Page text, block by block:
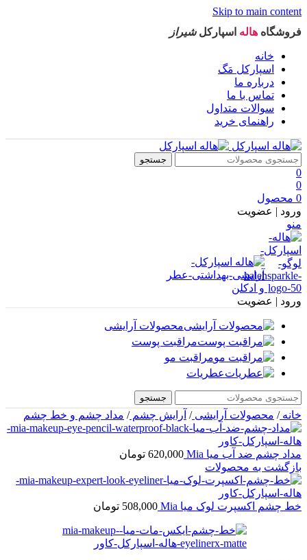
Skip to main content
فروشگاه هاله اسپارکلشیراز
خانه
اسپارکل مَگ
درباره ما
تماس با ما
سوالات متداول
راهنمای خرید
جستجو
0
0
0 محصول
ورود | عضویت
منو
ورود | عضویت
محصولات آرایشی
مراقبت پوست
مراقبت مو
عطریات
جستجو
خانه/ محصولات آرایشی/ آرایش چشم/ مداد چشم و خط چشم
مداد چشم ضد آب میا Mia 620,000 تومان
بازگشت به محصولات
خط چشم اکسپرت لوک میا Mia 508,000 تومان